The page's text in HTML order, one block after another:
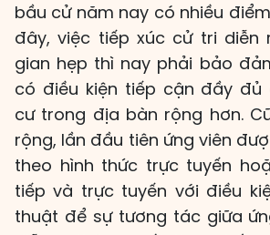
bầu cử năm nay có nhiều
đây, việc tiếp xúc cử tri diễn
gian hẹp thì nay phải bảo
có điều kiện tiếp cận đầy đủ
cư trong địa bàn rộng hơn.
rộng, lần đầu tiên ứng viên
theo hình thức trực tuyến
tiếp và trực tuyến với điều
thuật để sự tương tác giữa